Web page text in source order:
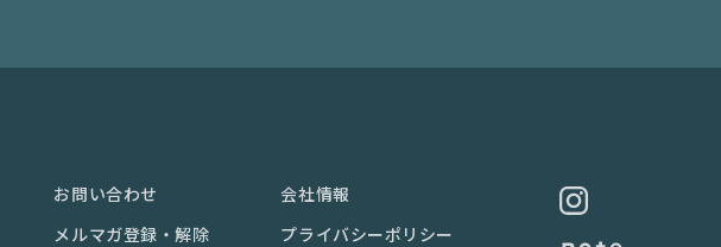
お問い合わせ
メルマガ登録・解除
会社情報
プライバシーポリシー